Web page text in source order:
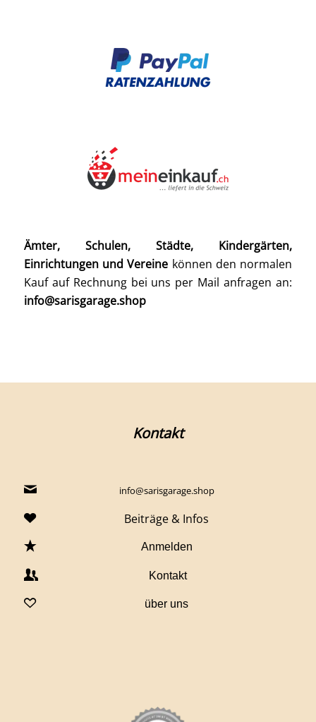
Ämter, Schulen, Städte, Kindergärten,
Einrichtungen und Vereine können den normalen
Kauf auf Rechnung bei uns per Mail anfragen an:
info@sarisgarage.shop
Kontakt
info@sarisgarage.shop
Beiträge & Infos
Anmelden
Kontakt
über uns